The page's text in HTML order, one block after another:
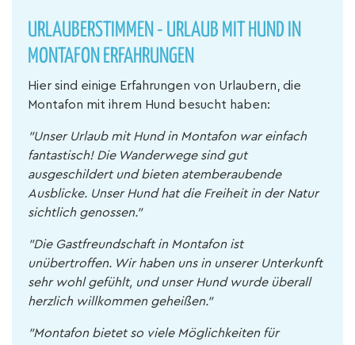
URLAUBERSTIMMEN - URLAUB MIT HUND IN
MONTAFON ERFAHRUNGEN
Hier sind einige Erfahrungen von Urlaubern, die
Montafon mit ihrem Hund besucht haben:
"Unser Urlaub mit Hund in Montafon war einfach
fantastisch! Die Wanderwege sind gut
ausgeschildert und bieten atemberaubende
Ausblicke. Unser Hund hat die Freiheit in der Natur
sichtlich genossen."
"Die Gastfreundschaft in Montafon ist
unübertroffen. Wir haben uns in unserer Unterkunft
sehr wohl gefühlt, und unser Hund wurde überall
herzlich willkommen geheißen."
"Montafon bietet so viele Möglichkeiten für